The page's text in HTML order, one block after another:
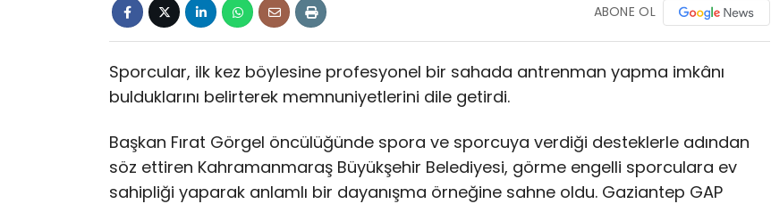
ABONE OL
Sporcular, ilk kez böylesine profesyonel bir sahada antrenman yapma imkânı
bulduklarını belirterek memnuniyetlerini dile getirdi.
Başkan Fırat Görgel öncülüğünde spora ve sporcuya verdiği desteklerle adından
söz ettiren Kahramanmaraş Büyükşehir Belediyesi, görme engelli sporculara ev
sahipliği yaparak anlamlı bir dayanışma örneğine sahne oldu. Gaziantep GAP